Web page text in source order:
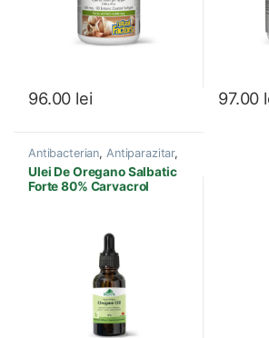
96.00 lei 97.00
Antibacterian, Antiparazitar,
Antiviral
,Candida ,Produse
Provita Nutrition
Ulei De Oregano Salbatic
Forte 80% Carvacrol